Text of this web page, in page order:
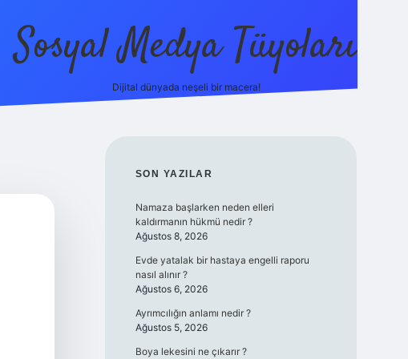
Sosyal Medya Tüyoları
Dijital dünyada neşeli bir macera!
SIDEBAR
SON YAZILAR
Namaza başlarken neden elleri
kaldırmanın hükmü nedir ?
Ağustos 8, 2026
Evde yatalak bir hastaya engelli raporu
nasıl alınır ?
Ağustos 6, 2026
Ayrımcılığın anlamı nedir ?
Ağustos 5, 2026
Boya lekesini ne çıkarır ?